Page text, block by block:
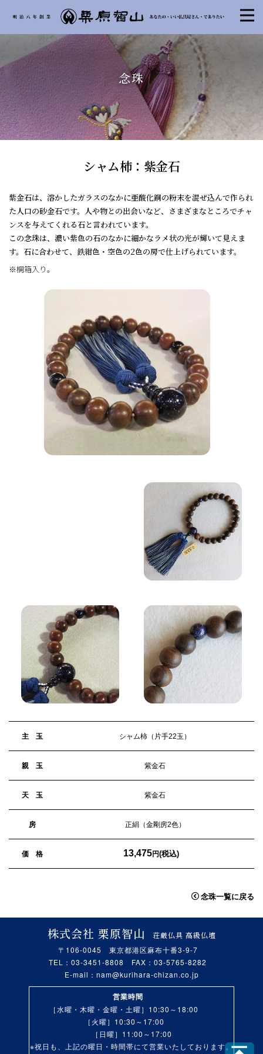
念珠
シャム柿：紫金石
紫金石は、溶かしたガラスのなかに亜酸化銅の粉末を混ぜ込んで作られ
た人口の砂金石です。人や物との出会いなど、さまざまなところでチャ
ンスを与えてくれる石と言われています。
この念珠は、濃い紫色の石のなかに細かなラメ状の光が輝いて見えま
す。石に合わせて、鉄紺色・空色の2色の房で仕上げられています。
※桐箱入り。
主 玉 シャム柿（片手22玉）
親 玉 紫金石
天 玉 紫金石
房 正絹（金剛房2色）
価 格 13,475円(税込)
念珠一覧に戻る
株式会社 栗原智山
荘厳仏具 高級仏壇
〒106-0045 東京都港区麻布十番3-9-7
TEL：03-3451-8808 FAX：03-5765-8282
E-mail： nam@kurihara-chizan.co.jp
営業時間
［水曜・木曜・金曜・土曜］10:30～18:00
［火曜］10:30～17:00
［日曜］11:00～17:00
※祝日も、上記の曜日・時間帯にて営業いたしております。